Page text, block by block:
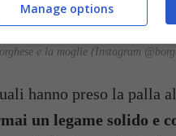
e la moglie (Instagram
hanno preso la palla
un legame solido e
Manage options